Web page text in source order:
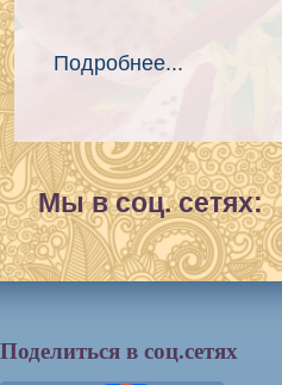
Подробнее...
Мы в соц. сетях:
Поделиться в соц.сетях